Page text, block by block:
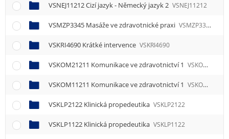
VSNEJ11212 Cizí jazyk - Německý jazyk 2 VSNEJ11212
VSMZP3345 Masáže ve zdravotnické praxi VSMZP3345
VSKRI4690 Krátké intervence VSKRI4690
VSKOM21211 Komunikace ve zdravotnictví 1 VSKOM21211
VSKOM11211 Komunikace ve zdravotnictví 1 VSKOM11211
VSKLP2122 Klinická propedeutika VSKLP2122
VSKLP1122 Klinická propedeutika VSKLP1122